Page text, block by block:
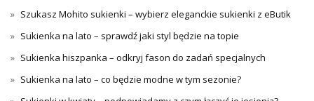
Szukasz Mohito sukienki – wybierz eleganckie sukienki z eButik
Sukienka na lato – sprawdź jaki styl będzie na topie
Sukienka hiszpanka – odkryj fason do zadań specjalnych
Sukienka na lato – co będzie modne w tym sezonie?